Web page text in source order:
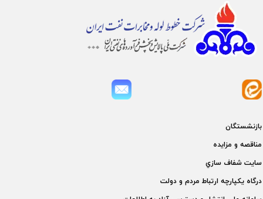
بازنشستگان
مناقصه و مزايده
سايت شفاف سازي
درگاه يكپارچه ارتباط مردم و دولت